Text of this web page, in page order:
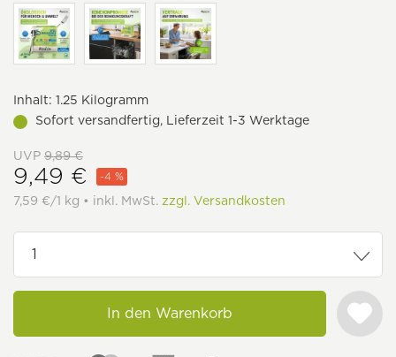
Inhalt: 1.25 Kilogramm
Sofort versandfertig, Lieferzeit 1-3 Werktage
UVP 9,89 €
9,49 € -4 %
7,59 €/1 kg • inkl. MwSt. zzgl. Versandkosten
In den Warenkorb